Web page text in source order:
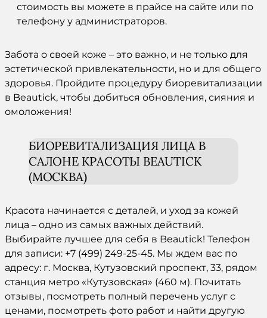
стоимость вы можете в прайсе на сайте или по
телефону у администраторов.
Забота о своей коже – это важно, и не только для
эстетической привлекательности, но и для общего
здоровья. Пройдите процедуру биоревитализации
в Beautick, чтобы добиться обновления, сияния и
омоложения!
БИОРЕВИТАЛИЗАЦИЯ ЛИЦА В
САЛОНЕ КРАСОТЫ BEAUTICK
(МОСКВА)
Красота начинается с деталей, и уход за кожей
лица – одно из самых важных действий.
Выбирайте лучшее для себя в Beautick! Телефон
для записи: +7 (499) 249-25-45. Мы ждем вас по
адресу: г. Москва, Кутузовский проспект, 33, рядом
станция метро «Кутузовская» (460 м). Почитать
отзывы, посмотреть полный перечень услуг с
ценами, посмотреть фото работ и найти другую